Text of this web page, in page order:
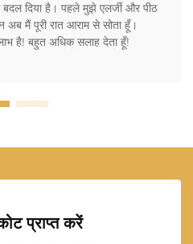
दिया है। पहले मुझे एलर्जी और पीठ
अब मैं पूरी रात आराम से सोता हूँ।
है! बहुत अधिक सलाह देता हूँ!
प्राप्त करें